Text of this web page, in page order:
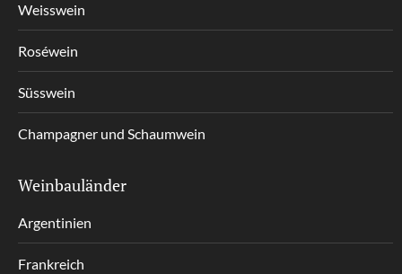
Weisswein
Roséwein
Süsswein
Champagner und Schaumwein
Weinbauländer
Argentinien
Frankreich